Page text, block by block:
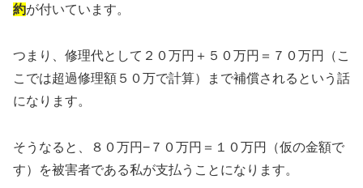
約が付いています。
つまり、修理代として２０万円＋５０万円＝７０万円（こ
こでは超過修理額５０万で計算）まで補償されるという話
になります。
そうなると、８０万円−７０万円＝１０万円（仮の金額で
す）を被害者である私が支払うことになります。